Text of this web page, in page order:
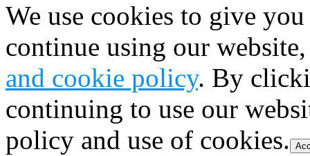
We use cookies to give
continue using our
and cookie policy. By
continuing to use our
policy and use of cookies.